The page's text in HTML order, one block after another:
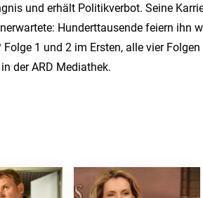
und erhält Politikverbot. Seine
Hunderttausende feiern ihn
1 und 2 im Ersten, alle vier
der ARD Mediathek.